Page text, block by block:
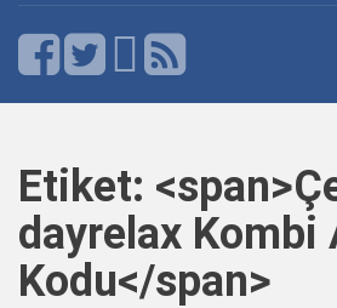
Etiket:
dayrelax Kombi
Kodu</span>